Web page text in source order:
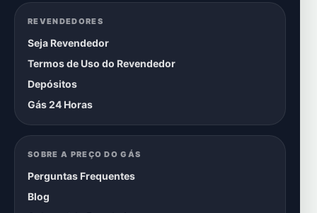
REVENDEDORES
Seja Revendedor
Termos de Uso do Revendedor
Depósitos
Gás 24 Horas
SOBRE A PREÇO DO GÁS
Perguntas Frequentes
Blog